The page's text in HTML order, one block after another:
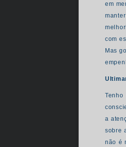
em
com
Mas
a
sobre
não é